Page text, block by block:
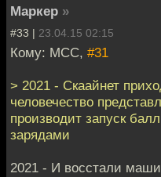
Маркер »
#33 | 23.04.15 02:15
Кому: MCC, #31
> 2021 - Скаайнет
человечество
производит запуск
зарядами
2021 - И восстали